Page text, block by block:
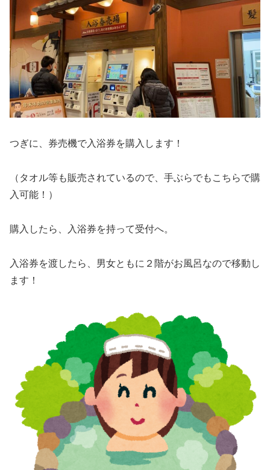
つぎに、券売機で入浴券を購入します！
（タオル等も販売されているので、手ぶらでもこちらで購
入可能！）
購入したら、入浴券を持って受付へ。
入浴券を渡したら、男女ともに２階がお風呂なので移動し
ます！